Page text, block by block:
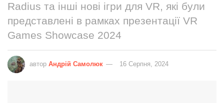
Radius та інші нові ігри для VR, які були
представлені в рамках презентації VR
Games Showcase 2024
автор Андрій Самолюк 16 Серпня, 2024